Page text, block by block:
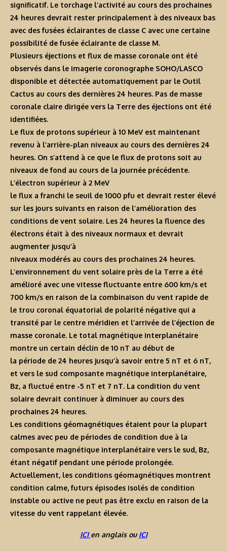
significatif. Le torchage l’activité au cours des prochaines
24 heures devrait rester principalement à des niveaux bas
avec des fusées éclairantes de classe C avec une certaine
possibilité de fusée éclairante de classe M.
Plusieurs éjections et flux de masse coronale ont été
observés dans le imagerie coronographe SOHO/LASCO
disponible et détectée automatiquement par le Outil
Cactus au cours des dernières 24 heures. Pas de masse
coronale claire dirigée vers la Terre des éjections ont été
identifiées.
Le flux de protons supérieur à 10 MeV est maintenant
revenu à l’arrière-plan niveaux au cours des dernières 24
heures. On s’attend à ce que le flux de protons soit au
niveaux de fond au cours de la journée précédente.
L’électron supérieur à 2 MeV
le flux a franchi le seuil de 1000 pfu et devrait rester élevé
sur les jours suivants en raison de l’amélioration des
conditions de vent solaire. Les 24 heures la fluence des
électrons était à des niveaux normaux et devrait
augmenter jusqu’à
niveaux modérés au cours des prochaines 24 heures.
L’environnement du vent solaire près de la Terre a été
amélioré avec une vitesse fluctuante entre 600 km/s et
700 km/s en raison de la combinaison du vent rapide de
le trou coronal équatorial de polarité négative qui a
transité par le centre méridien et l’arrivée de l’éjection de
masse coronale. Le total magnétique interplanétaire
montre un certain déclin de 10 nT au début de
la période de 24 heures jusqu’à savoir entre 5 nT et 6 nT,
et vers le sud composante magnétique interplanétaire,
Bz, a fluctué entre -5 nT et 7 nT. La condition du vent
solaire devrait continuer à diminuer au cours des
prochaines 24 heures.
Les conditions géomagnétiques étaient pour la plupart
calmes avec peu de périodes de condition due à la
composante magnétique interplanétaire vers le sud, Bz,
étant négatif pendant une période prolongée.
Actuellement, les conditions géomagnétiques montrent
condition calme, futurs épisodes isolés de condition
instable ou active ne peut pas être exclu en raison de la
vitesse du vent rappelant élevée.
ICIen anglais ou ICI